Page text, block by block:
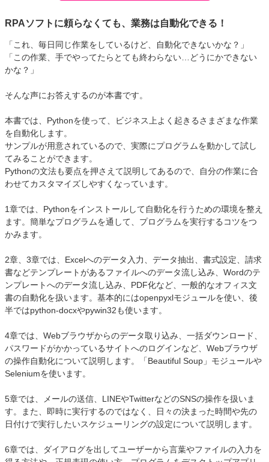
RPAソフトに頼らなくても、業務は自動化できる！
「これ、毎日同じ作業をしているけど、自動化できないかな？」
「この作業、手でやってたらとても終わらない…どうにかできない
かな？」
そんな声にお答えするのが本書です。
本書では、Pythonを使って、ビジネス上よく起きるさまざまな作業
を自動化します。
サンプルが用意されているので、実際にプログラムを動かして試し
てみることができます。
Pythonの文法も要点を押さえて説明してあるので、自分の作業に合
わせてカスタマイズしやすくなっています。
1章では、Pythonをインストールして自動化を行うための環境を整え
ます。簡単なプログラムを通して、プログラムを実行するコツをつ
かみます。
2章、3章では、Excelへのデータ入力、データ抽出、書式設定、請求
書などテンプレートがあるファイルへのデータ流し込み、Wordのテ
ンプレートへのデータ流し込み、PDF化など、一般的なオフィス文
書の自動化を扱います。基本的にはopenpyxlモジュールを使い、後
半ではpython-docxやpywin32も使います。
4章では、Webブラウザからのデータ取り込み、一括ダウンロード、
パスワードがかかっているサイトへのログインなど、Webブラウザ
の操作自動化について説明します。「Beautiful Soup」モジュールや
Seleniumを使います。
5章では、メールの送信、LINEやTwitterなどのSNSの操作を扱いま
す。また、即時に実行するのではなく、日々の決まった時間や先の
日付けで実行したいスケジューリングの設定について説明します。
6章では、ダイアログを出してユーザーから言葉やファイルの入力を